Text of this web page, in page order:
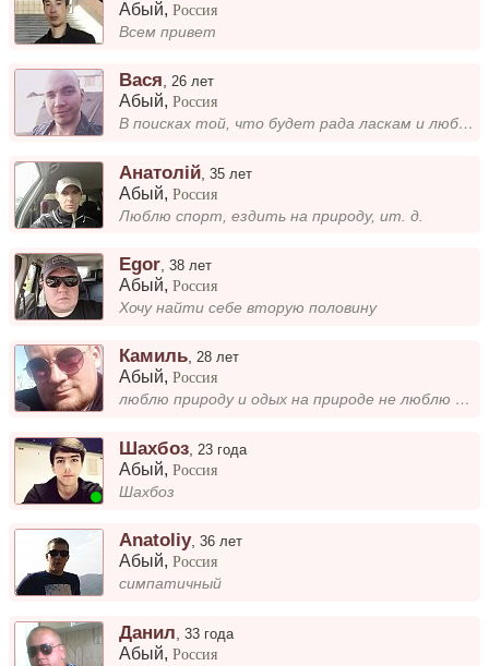
Абый,Россия
Всем привет
Вася 26 лет
Абый,Россия
В поисках той, что будет рада ласкам и любви.
Анатолій ,35 лет
Абый,Россия
Люблю спорт, ездить на природу, ит. д.
Egor ,38 лет
Абый,Россия
Хочу найти себе вторую половину
Камиль,28 лет
Абый,Россия
люблю природу и одых на природе не люблю предательства и ложь
Шахбоз 23 года
Абый,Россия
Шахбоз
Anatoliy,36 лет
Абый,Россия
симпатичный
Данил ,33 года
Абый,Россия